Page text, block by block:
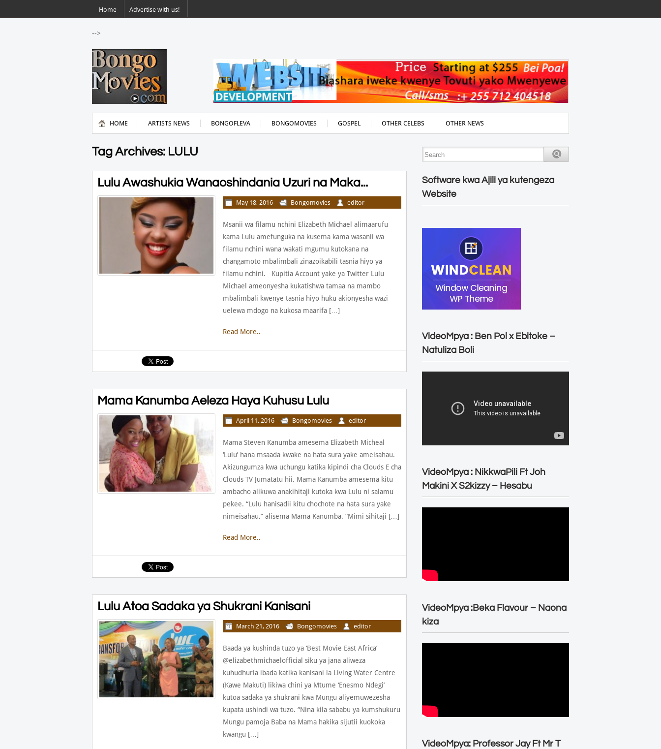
Home Advertise with us!
-->
HOME ARTISTS NEWS BONGOFLEVA BONGOMOVIES GOSPEL OTHER CELEBS OTHER NEWS
Tag Archives: LULU
Lulu Awashukia Wanaoshindania Uzuri na Maka...
May 18, 2016 Bongomovies editor
Msanii wa filamu nchini Elizabeth Michael alimaarufu
kama Lulu amefunguka na kusema kama wasanii wa
filamu nchini wana wakati mgumu kutokana na
changamoto mbalimbali zinazoikabili tasnia hiyo ya
filamu nchini. Kupitia Account yake ya Twitter Lulu
Michael ameonyesha kukatishwa tamaa na mambo
mbalimbali kwenye tasnia hiyo huku akionyesha wazi
uelewa mdogo na kukosa maarifa […]
Read More..
Mama Kanumba Aeleza Haya Kuhusu Lulu
April 11, 2016 Bongomovies editor
Mama Steven Kanumba amesema Elizabeth Micheal
‘Lulu’ hana msaada kwake na hata sura yake ameisahau.
Akizungumza kwa uchungu katika kipindi cha Clouds E cha
Clouds TV Jumatatu hii, Mama Kanumba amesema kitu
ambacho alikuwa anakihitaji kutoka kwa Lulu ni salamu
pekee. “Lulu hanisadii kitu chochote na hata sura yake
nimeisahau,” alisema Mama Kanumba. “Mimi sihitaji […]
Read More..
Lulu Atoa Sadaka ya Shukrani Kanisani
March 21, 2016 Bongomovies editor
Baada ya kushinda tuzo ya ‘Best Movie East Africa’
@elizabethmichaelofficial siku ya jana aliweza
kuhudhuria ibada katika kanisani la Living Water Centre
(Kawe Makuti) likiwa chini ya Mtume ‘Enesmo Ndegi’
kutoa sadaka ya shukrani kwa Mungu aliyemuwezesha
kupata ushindi wa tuzo. “Nina kila sababu ya kumshukuru
Mungu pamoja Baba na Mama hakika sijutii kuokoka
kwangu […]
Software kwa Ajili ya kutengeza
Website
VideoMpya : Ben Pol x Ebitoke –
Natuliza Boli
VideoMpya : NikkwaPili Ft Joh
Makini X S2kizzy – Hesabu
VideoMpya :Beka Flavour – Naona
kiza
VideoMpya: Professor Jay Ft Mr T